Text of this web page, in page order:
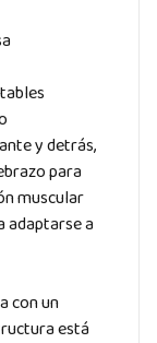
y detrás,
para
muscular
adaptarse a
con un
está